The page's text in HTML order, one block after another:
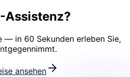
Assistenz?
— in 60 Sekunden erleben Sie,
ansehen